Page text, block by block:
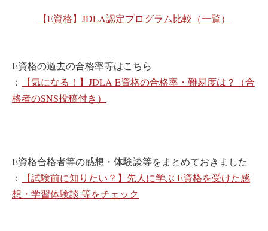
【E資格】JDLA認定プログラム比較（一覧）
E資格の過去の合格率等はこちら
：
【気になる！】JDLA E資格の合格率・難易度は？（合
格者のSNS投稿付き）
E資格合格者等の感想・体験談等をまとめておきました
：
【試験前に知りたい？】先人に学ぶ E資格を受けた感
想・学習体験談 等をチェック